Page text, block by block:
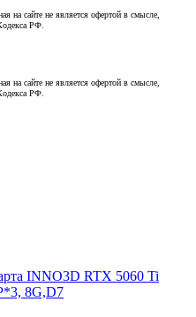
на сайте не является офертой в смысле,
РФ.
на сайте не является офертой в смысле,
РФ.
INNO3D RTX 5060 Ti
8G,D7